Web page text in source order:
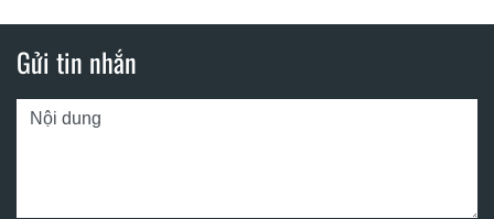
Gửi tin nhắn